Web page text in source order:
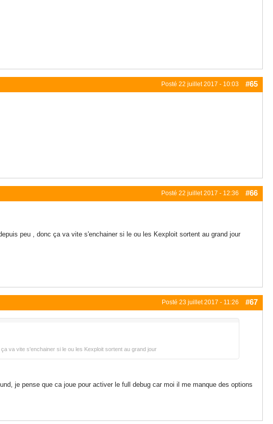
Posté 22 juillet 2017 - 10:03 #65
Posté 22 juillet 2017 - 12:36 #66
peu , donc ça va vite s'enchainer si le ou les Kexploit sortent au grand jour
Posté 23 juillet 2017 - 11:26 #67
va vite s'enchainer si le ou les Kexploit sortent au grand jour
je pense que ca joue pour activer le full debug car moi il me manque des options